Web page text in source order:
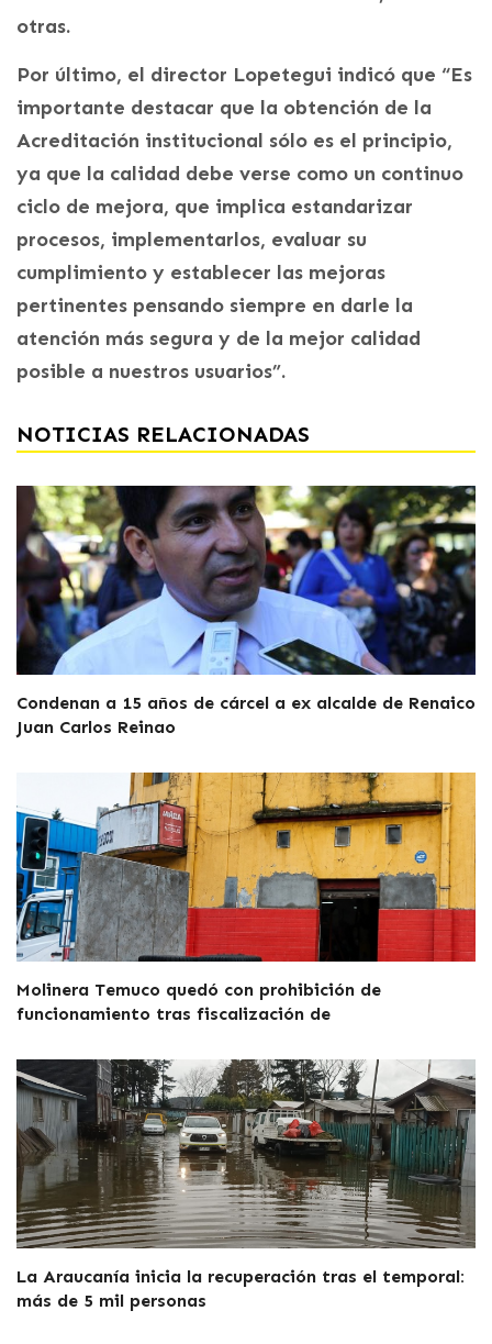
otras.
Por último, el director Lopetegui indicó que “Es
importante destacar que la obtención de la
Acreditación institucional sólo es el principio,
ya que la calidad debe verse como un continuo
ciclo de mejora, que implica estandarizar
procesos, implementarlos, evaluar su
cumplimiento y establecer las mejoras
pertinentes pensando siempre en darle la
atención más segura y de la mejor calidad
posible a nuestros usuarios”.
NOTICIAS RELACIONADAS
Condenan a 15 años de cárcel a ex alcalde de Renaico
Juan Carlos Reinao
Molinera Temuco quedó con prohibición de
funcionamiento tras fiscalización de
La Araucanía inicia la recuperación tras el temporal:
más de 5 mil personas